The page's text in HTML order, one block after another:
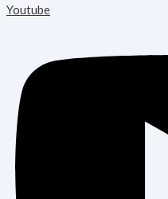
Youtube